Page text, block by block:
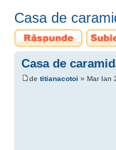
Casa de
Scrie un răspuns
Scrie
nou
Casa de
de titianacotoi » Mar Ian